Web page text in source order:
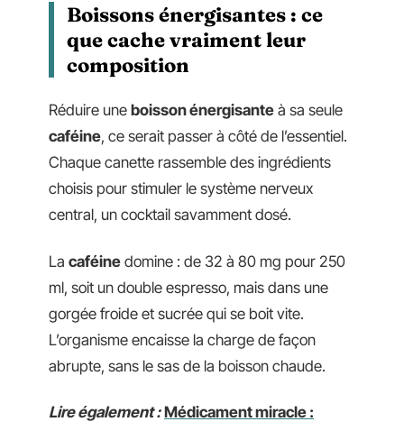
Boissons énergisantes : ce
que cache vraiment leur
composition
Réduire une boisson énergisante à sa seule
caféine, ce serait passer à côté de l’essentiel.
Chaque canette rassemble des ingrédients
choisis pour stimuler le système nerveux
central, un cocktail savamment dosé.
La caféine domine : de 32 à 80 mg pour 250
ml, soit un double espresso, mais dans une
gorgée froide et sucrée qui se boit vite.
L’organisme encaisse la charge de façon
abrupte, sans le sas de la boisson chaude.
Lire également : Médicament miracle :